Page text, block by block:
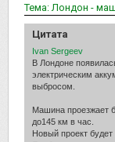
Тема: Лондон -
Цитата
Ivan Sergeev
В Лондоне
электрическим
выбросом.
Машина проезжает
до145 км в час.
Новый проект